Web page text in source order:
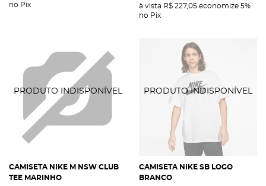
no Pix
à vista R$ 227,05 economize 5%
no Pix
CAMISETA NIKE M NSW CLUB
TEE MARINHO
CAMISETA NIKE SB LOGO
BRANCO